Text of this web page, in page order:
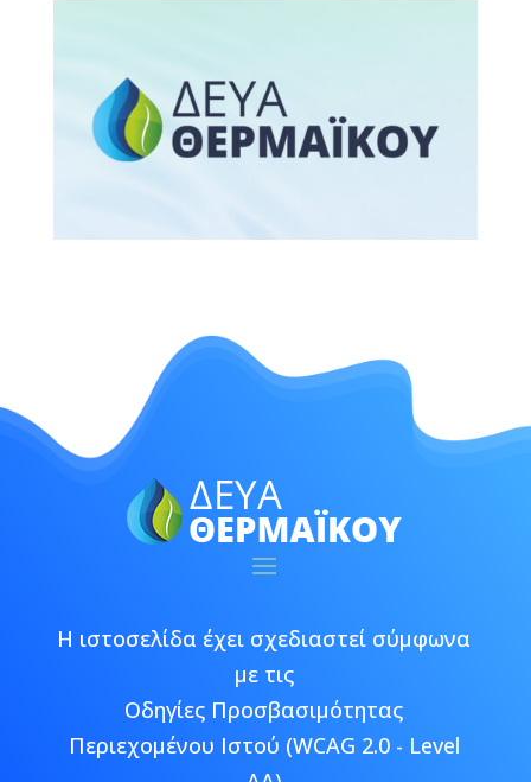
Η ιστοσελίδα έχει σχεδιαστεί σύμφωνα
με τις
Οδηγίες Προσβασιμότητας
Περιεχομένου Ιστού (WCAG 2.0 - Level